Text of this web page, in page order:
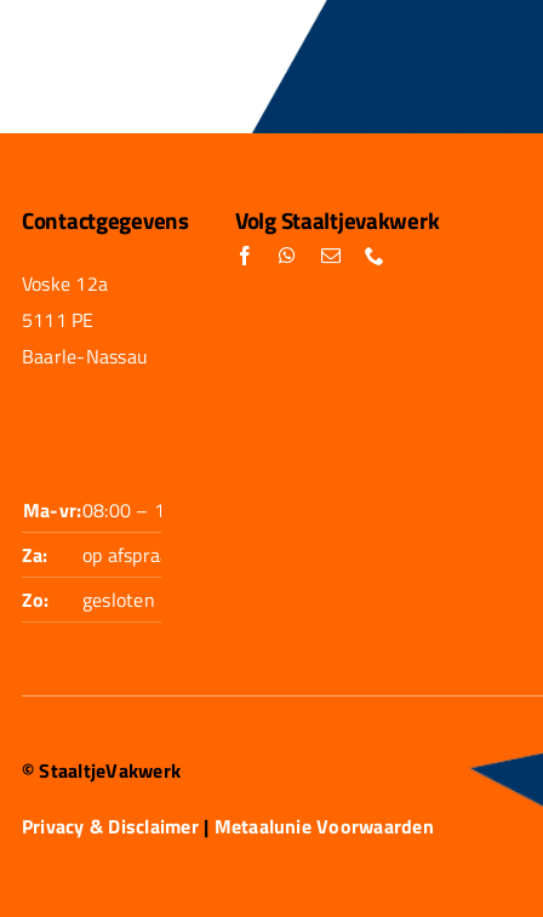
Contactgegevens
Voske 12a
5111 PE
Baarle-Nassau
Ma-vr:08:00 – 17:30
Za:
op afspraak
Zo:
gesloten
Volg Staaltjevakwerk
© StaaltjeVakwerk
Privacy & Disclaimer| Metaalunie Voorwaarden